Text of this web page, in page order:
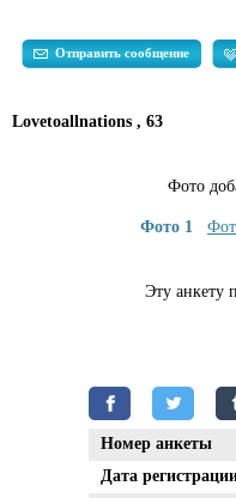
ПОИСКОтправить сообщение
Lovetoallnations , 63
Фото
Фото 1
Эту анкету
Номер анкеты
Дата